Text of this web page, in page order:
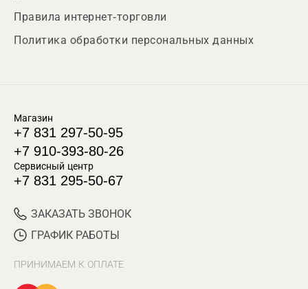
Правила интернет-торговли
Политика обработки персональных данных
Магазин
+7 831 297-50-95
+7 910-393-80-26
Сервисный центр
+7 831 295-50-67
ЗАКАЗАТЬ ЗВОНОК
ГРАФИК РАБОТЫ
ПРИНИМАЕМ К ОПЛАТЕ